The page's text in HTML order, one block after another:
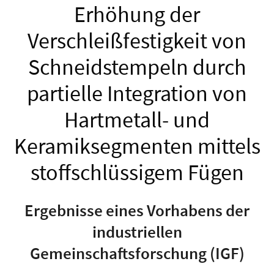
Erhöhung der
Verschleißfestigkeit von
Schneidstempeln durch
partielle Integration von
Hartmetall- und
Keramiksegmenten mittels
stoffschlüssigem Fügen
Ergebnisse eines Vorhabens der
industriellen
Gemeinschaftsforschung (IGF)